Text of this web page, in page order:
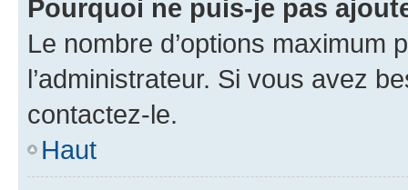
Pourquoi ne puis-je pas
Le nombre d’options maximum
l’administrateur. Si vous avez
contactez-le.
Haut